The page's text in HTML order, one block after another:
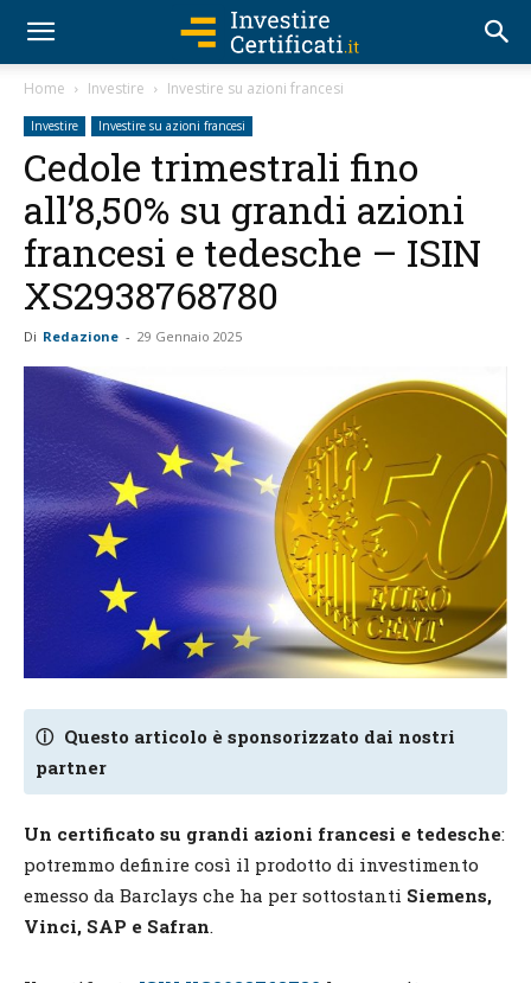
Home Investire Investire su azioni francesi
Investire Investire su azioni francesi
Cedole trimestrali fino
all’8,50% su grandi azioni
francesi e tedesche – ISIN
XS2938768780
Di Redazione - 29 Gennaio 2025
ⓘ Questo articolo è sponsorizzato dai nostri
partner
Un certificato su grandi azioni francesi e tedesche:
potremmo definire così il prodotto di investimento
emesso da Barclays che ha per sottostanti Siemens,
Vinci, SAP e Safran.